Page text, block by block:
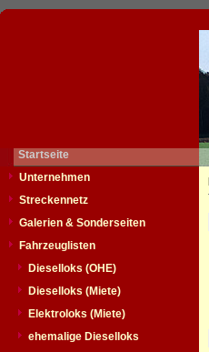
Startseite
Unternehmen
Streckennetz
Galerien & Sonderseiten
Fahrzeuglisten
Dieselloks (OHE)
Dieselloks (Miete)
Elektroloks (Miete)
ehemalige Dieselloks